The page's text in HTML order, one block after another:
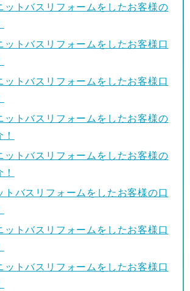
ットバスリフォームをしたお客様の
ットバスリフォームをしたお客様口
ットバスリフォームをしたお客様口
ットバスリフォームをしたお客様の
ットバスリフォームをしたお客様の
トバスリフォームをしたお客様の口
ットバスリフォームをしたお客様口
ットバスリフォームをしたお客様口